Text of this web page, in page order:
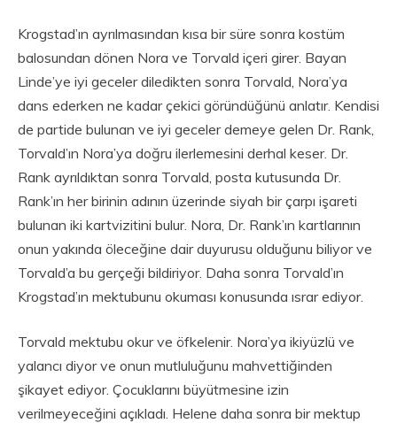
Krogstad’ın ayrılmasından kısa bir süre sonra kostüm
balosundan dönen Nora ve Torvald içeri girer. Bayan
Linde’ye iyi geceler diledikten sonra Torvald, Nora’ya
dans ederken ne kadar çekici göründüğünü anlatır. Kendisi
de partide bulunan ve iyi geceler demeye gelen Dr. Rank,
Torvald’ın Nora’ya doğru ilerlemesini derhal keser. Dr.
Rank ayrıldıktan sonra Torvald, posta kutusunda Dr.
Rank’ın her birinin adının üzerinde siyah bir çarpı işareti
bulunan iki kartvizitini bulur. Nora, Dr. Rank’ın kartlarının
onun yakında öleceğine dair duyurusu olduğunu biliyor ve
Torvald’a bu gerçeği bildiriyor. Daha sonra Torvald’ın
Krogstad’ın mektubunu okuması konusunda ısrar ediyor.
Torvald mektubu okur ve öfkelenir. Nora’ya ikiyüzlü ve
yalancı diyor ve onun mutluluğunu mahvettiğinden
şikayet ediyor. Çocuklarını büyütmesine izin
verilmeyeceğini açıkladı. Helene daha sonra bir mektup